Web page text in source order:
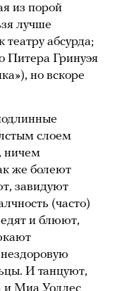
из порой
лучше
абсурда;
Питера Гринуэя
но вскоре
слоем
ничем
же болеют
завидуют
(часто)
и блюют,
И танцуют,